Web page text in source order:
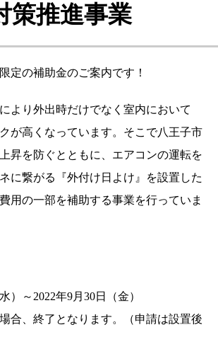
策推進事業
定の補助金のご案内です！
より外出時だけでなく室内において
が高くなっています。そこで八王子市
昇を防ぐとともに、エアコンの運転を
に繋がる『外付け日よけ』を設置した
用の一部を補助する事業を行っていま
）～2022年9月30日（金）
合、終了となります。（申請は設置後